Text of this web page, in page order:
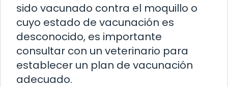
sido vacunado contra el moquillo o
cuyo estado de vacunación es
desconocido, es importante
consultar con un veterinario para
establecer un plan de vacunación
adecuado.